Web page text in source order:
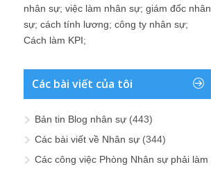
nhân sự; việc làm nhân sự; giám đốc nhân
sự; cách tính lương; công ty nhân sự;
Cách làm KPI;
Các bài viết của tôi
Bản tin Blog nhân sự (443)
Các bài viết về Nhân sự (344)
Các công việc Phòng Nhân sự phải làm